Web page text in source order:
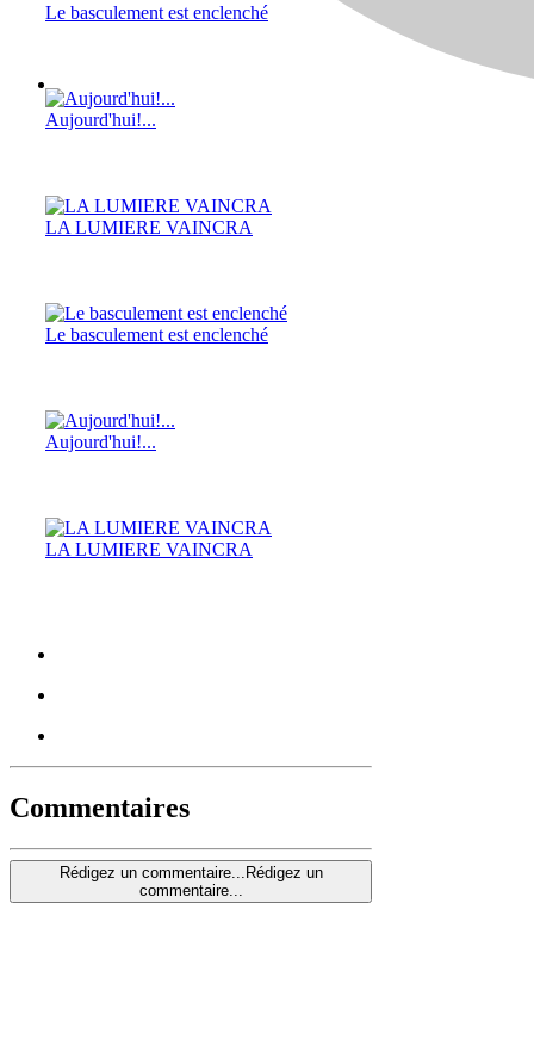
Le basculement est enclenché
Aujourd'hui!...
LA LUMIERE VAINCRA
Le basculement est enclenché
Aujourd'hui!...
LA LUMIERE VAINCRA
Commentaires
Rédigez un commentaire... Rédigez un
commentaire...